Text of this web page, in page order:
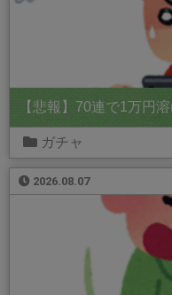
【悲報】70連で1万円
ガチャ
2026.08.07